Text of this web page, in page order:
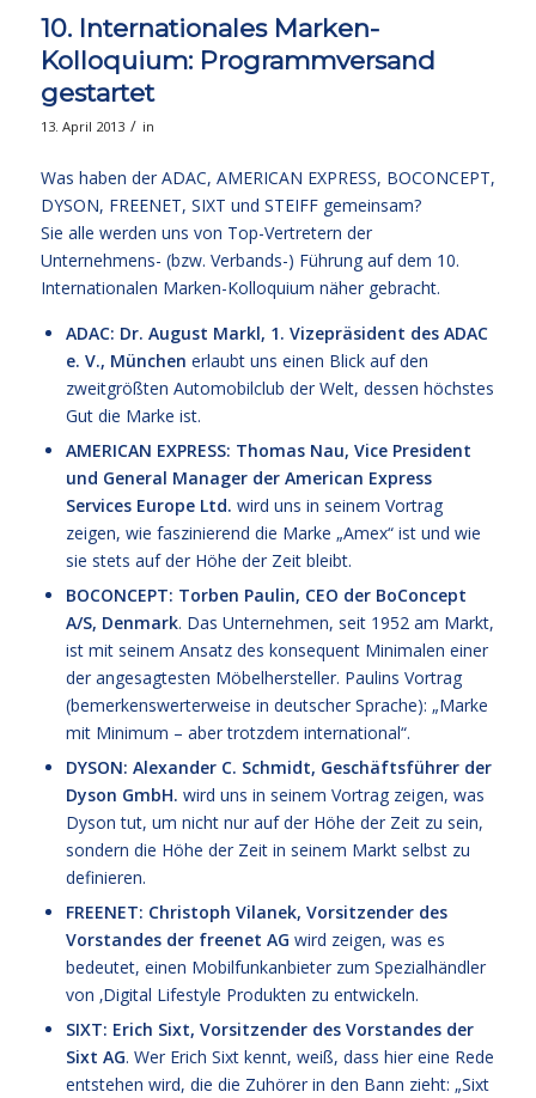
10. Internationales Marken-
Kolloquium: Programmversand
gestartet
13. April 2013 / in
Was haben der ADAC, AMERICAN EXPRESS, BOCONCEPT,
DYSON, FREENET, SIXT und STEIFF gemeinsam?
Sie alle werden uns von Top-Vertretern der
Unternehmens- (bzw. Verbands-) Führung auf dem 10.
Internationalen Marken-Kolloquium näher gebracht.
ADAC: Dr. August Markl, 1. Vizepräsident des ADAC
e. V., München erlaubt uns einen Blick auf den
zweitgrößten Automobilclub der Welt, dessen höchstes
Gut die Marke ist.
AMERICAN EXPRESS: Thomas Nau, Vice President
und General Manager der American Express
Services Europe Ltd. wird uns in seinem Vortrag
zeigen, wie faszinierend die Marke „Amex“ ist und wie
sie stets auf der Höhe der Zeit bleibt.
BOCONCEPT: Torben Paulin, CEO der BoConcept
A/S, Denmark. Das Unternehmen, seit 1952 am Markt,
ist mit seinem Ansatz des konsequent Minimalen einer
der angesagtesten Möbelhersteller. Paulins Vortrag
(bemerkenswerterweise in deutscher Sprache): „Marke
mit Minimum – aber trotzdem international“.
DYSON: Alexander C. Schmidt, Geschäftsführer der
Dyson GmbH. wird uns in seinem Vortrag zeigen, was
Dyson tut, um nicht nur auf der Höhe der Zeit zu sein,
sondern die Höhe der Zeit in seinem Markt selbst zu
definieren.
FREENET: Christoph Vilanek, Vorsitzender des
Vorstandes der freenet AG wird zeigen, was es
bedeutet, einen Mobilfunkanbieter zum Spezialhändler
von ‚Digital Lifestyle Produkten zu entwickeln.
SIXT: Erich Sixt, Vorsitzender des Vorstandes der
Sixt AG. Wer Erich Sixt kennt, weiß, dass hier eine Rede
entstehen wird, die die Zuhörer in den Bann zieht: „Sixt